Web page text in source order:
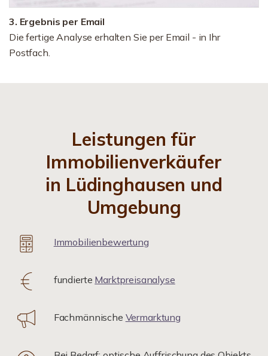
3. Ergebnis per Email
Die fertige Analyse erhalten Sie per Email - in Ihr
Postfach.
Leistungen für
Immobilienverkäufer
in Lüdinghausen und
Umgebung
Immobilienbewertung
fundierte Marktpreisanalyse
Fachmännische Vermarktung